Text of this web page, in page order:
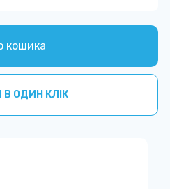
кошика
В ОДИН КЛІК